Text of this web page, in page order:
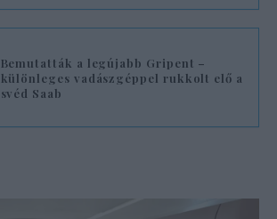
Bemutatták a legújabb Gripent –
különleges vadászgéppel rukkolt elő a
svéd Saab